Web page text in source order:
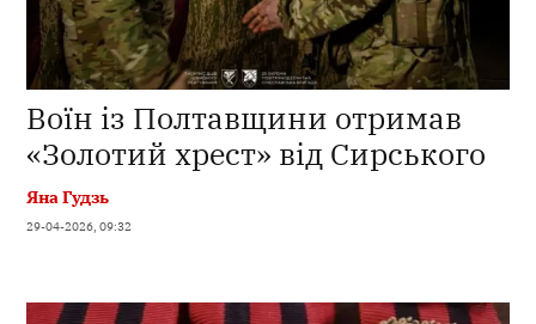
Воїн із Полтавщини отримав
«Золотий хрест» від Сирського
Яна Гудзь
29-04-2026, 09:32